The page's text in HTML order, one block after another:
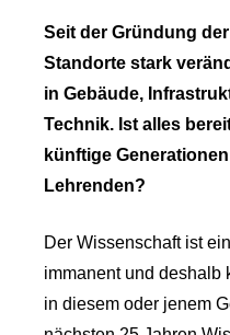
Seit der Gründung
Standorte stark
in Gebäude,
Technik. Ist alles
künftige
Lehrenden?
Der Wissenschaft ist
immanent und deshalb
in diesem oder jenem